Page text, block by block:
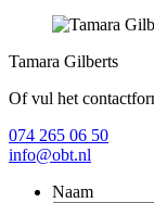
Tamara Gilberts
Of vul het
074 265 06 50
info@obt.nl
Naam